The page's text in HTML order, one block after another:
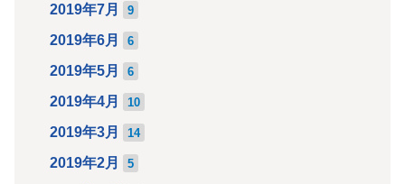
2019年7月 9
2019年6月 6
2019年5月 6
2019年4月 10
2019年3月 14
2019年2月 5